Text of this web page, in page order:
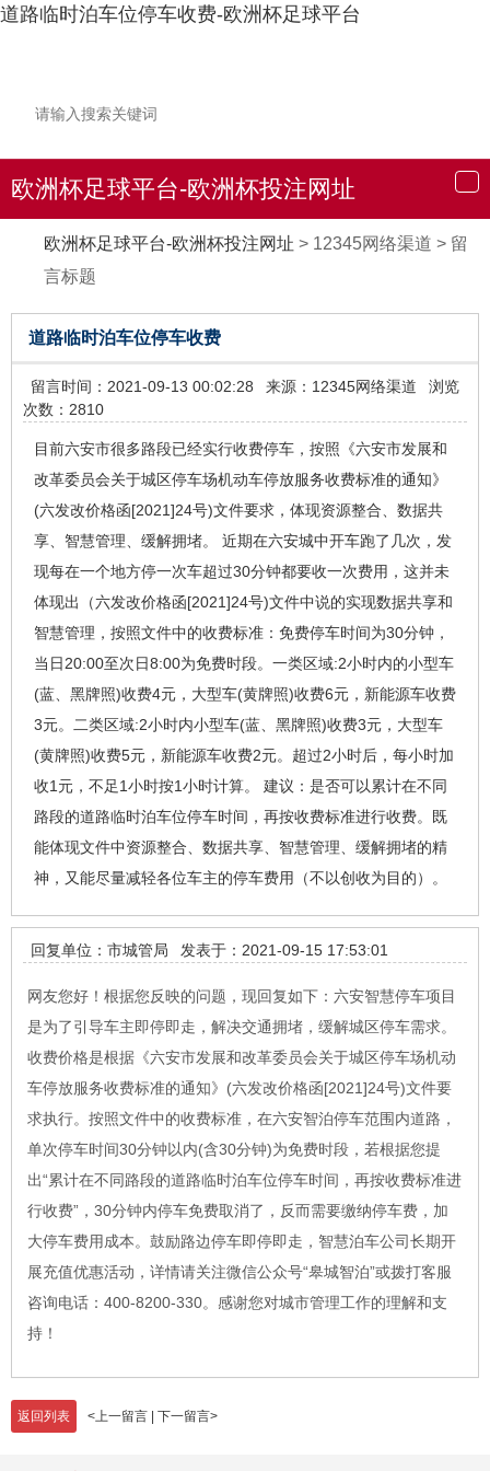
道路临时泊车位停车收费-欧洲杯足球平台
导
航
欧洲杯足球平台-欧洲杯投注网址
欧洲杯足球平台-欧洲杯投注网址 > 12345网络渠道 > 留
言标题
道路临时泊车位停车收费
留言时间：2021-09-13 00:02:28 来源：12345网络渠道
浏览
次数：2810
目前六安市很多路段已经实行收费停车，按照《六安市发展和
改革委员会关于城区停车场机动车停放服务收费标准的通知》
(六发改价格函[2021]24号)文件要求，体现资源整合、数据共
享、智慧管理、缓解拥堵。 近期在六安城中开车跑了几次，发
现每在一个地方停一次车超过30分钟都要收一次费用，这并未
体现出（六发改价格函[2021]24号)文件中说的实现数据共享和
智慧管理，按照文件中的收费标准：免费停车时间为30分钟，
当日20:00至次日8:00为免费时段。一类区域:2小时内的小型车
(蓝、黑牌照)收费4元，大型车(黄牌照)收费6元，新能源车收费
3元。二类区域:2小时内小型车(蓝、黑牌照)收费3元，大型车
(黄牌照)收费5元，新能源车收费2元。超过2小时后，每小时加
收1元，不足1小时按1小时计算。 建议：是否可以累计在不同
路段的道路临时泊车位停车时间，再按收费标准进行收费。既
能体现文件中资源整合、数据共享、智慧管理、缓解拥堵的精
神，又能尽量减轻各位车主的停车费用（不以创收为目的）。
回复单位：市城管局 发表于：2021-09-15 17:53:01
网友您好！根据您反映的问题，现回复如下：六安智慧停车项目
是为了引导车主即停即走，解决交通拥堵，缓解城区停车需求。
收费价格是根据《六安市发展和改革委员会关于城区停车场机动
车停放服务收费标准的通知》(六发改价格函[2021]24号)文件要
求执行。按照文件中的收费标准，在六安智泊停车范围内道路，
单次停车时间30分钟以内(含30分钟)为免费时段，若根据您提
出“累计在不同路段的道路临时泊车位停车时间，再按收费标准进
行收费”，30分钟内停车免费取消了，反而需要缴纳停车费，加
大停车费用成本。鼓励路边停车即停即走，智慧泊车公司长期开
展充值优惠活动，详情请关注微信公众号“皋城智泊”或拨打客服
咨询电话：400-8200-330。感谢您对城市管理工作的理解和支
持！
返回列表 <上一留言 下一留言>